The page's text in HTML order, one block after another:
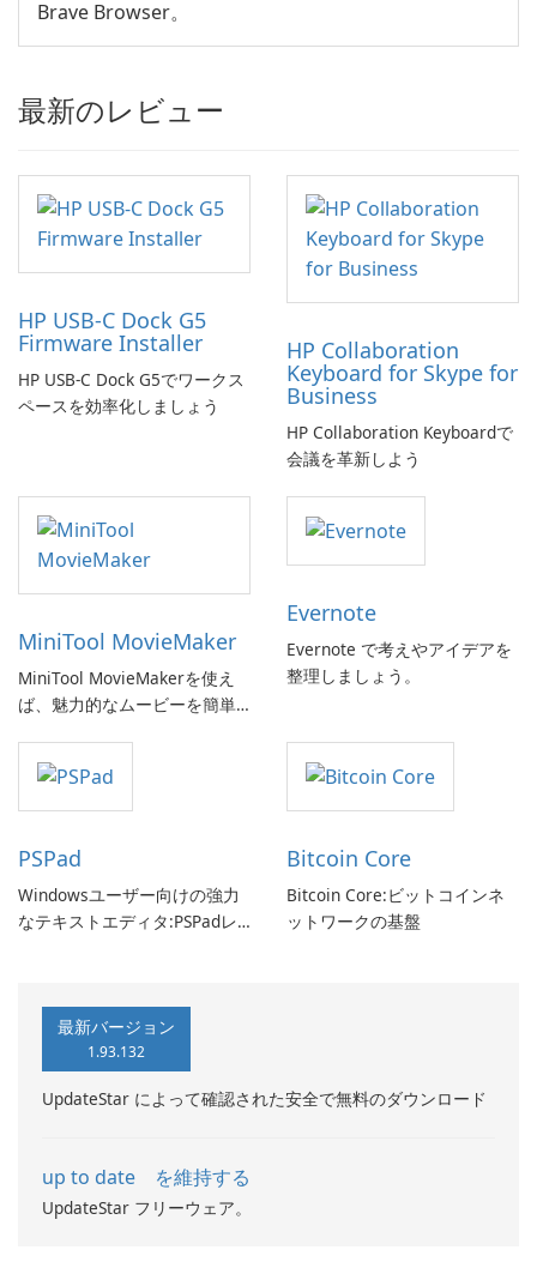
Brave Browser。
最新のレビュー
HP USB-C Dock G5
Firmware Installer
HP USB-C Dock G5でワークス
ペースを効率化しましょう
HP Collaboration
Keyboard for Skype for
Business
HP Collaboration Keyboardで
会議を革新しよう
MiniTool MovieMaker
MiniTool MovieMakerを使え
ば、魅力的なムービーを簡単
Evernote
Evernote で考えやアイデアを
整理しましょう。
PSPad
Windowsユーザー向けの強力
なテキストエディタ:PSPadレ
Bitcoin Core
Bitcoin Core:ビットコインネ
ットワークの基盤
最新バージョン
1.93.132
UpdateStar によって確認された安全で無料のダウンロード
up to date を維持する
UpdateStar フリーウェア。